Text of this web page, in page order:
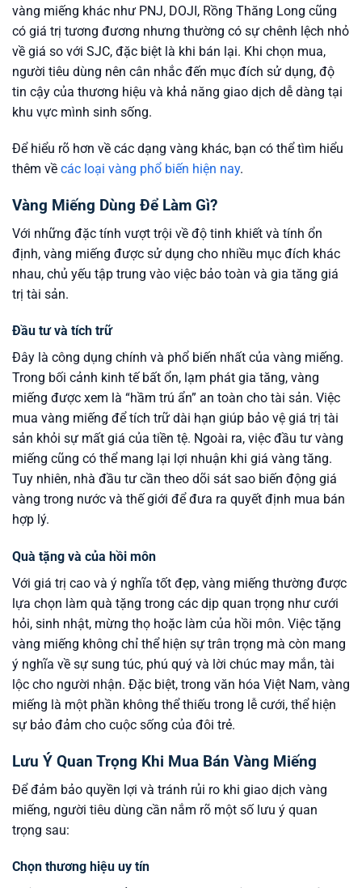
vàng miếng khác như PNJ, DOJI, Rồng Thăng Long cũng
có giá trị tương đương nhưng thường có sự chênh lệch nhỏ
về giá so với SJC, đặc biệt là khi bán lại. Khi chọn mua,
người tiêu dùng nên cân nhắc đến mục đích sử dụng, độ
tin cậy của thương hiệu và khả năng giao dịch dễ dàng tại
khu vực mình sinh sống.
Để hiểu rõ hơn về các dạng vàng khác, bạn có thể tìm hiểu
thêm về các loại vàng phổ biến hiện nay.
Vàng Miếng Dùng Để Làm Gì?
Với những đặc tính vượt trội về độ tinh khiết và tính ổn
định, vàng miếng được sử dụng cho nhiều mục đích khác
nhau, chủ yếu tập trung vào việc bảo toàn và gia tăng giá
trị tài sản.
Đầu tư và tích trữ
Đây là công dụng chính và phổ biến nhất của vàng miếng.
Trong bối cảnh kinh tế bất ổn, lạm phát gia tăng, vàng
miếng được xem là “hầm trú ẩn” an toàn cho tài sản. Việc
mua vàng miếng để tích trữ dài hạn giúp bảo vệ giá trị tài
sản khỏi sự mất giá của tiền tệ. Ngoài ra, việc đầu tư vàng
miếng cũng có thể mang lại lợi nhuận khi giá vàng tăng.
Tuy nhiên, nhà đầu tư cần theo dõi sát sao biến động giá
vàng trong nước và thế giới để đưa ra quyết định mua bán
hợp lý.
Quà tặng và của hồi môn
Với giá trị cao và ý nghĩa tốt đẹp, vàng miếng thường được
lựa chọn làm quà tặng trong các dịp quan trọng như cưới
hỏi, sinh nhật, mừng thọ hoặc làm của hồi môn. Việc tặng
vàng miếng không chỉ thể hiện sự trân trọng mà còn mang
ý nghĩa về sự sung túc, phú quý và lời chúc may mắn, tài
lộc cho người nhận. Đặc biệt, trong văn hóa Việt Nam, vàng
miếng là một phần không thể thiếu trong lễ cưới, thể hiện
sự bảo đảm cho cuộc sống của đôi trẻ.
Lưu Ý Quan Trọng Khi Mua Bán Vàng Miếng
Để đảm bảo quyền lợi và tránh rủi ro khi giao dịch vàng
miếng, người tiêu dùng cần nắm rõ một số lưu ý quan
trọng sau:
Chọn thương hiệu uy tín